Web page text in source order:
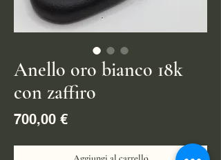
Anello oro bianco 18k
con zaffiro
700,00 €Prezzo